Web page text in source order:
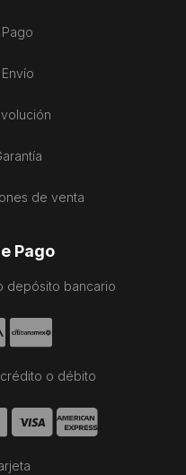
de venta
Pago
depósito bancario
o débito